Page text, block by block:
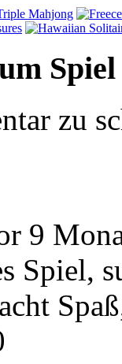
Spiel
zu
9
Spiel,